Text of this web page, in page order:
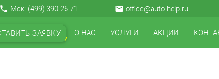
local_phone Мск: (499) 390-26-71 email office@auto-help.ru
ЗАЯВКУ О НАС УСЛУГИ АКЦИИ